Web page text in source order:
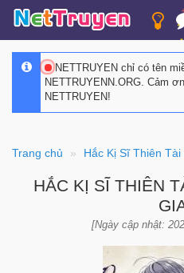
NETTRUYEN chỉ có tên
NETTRUYENN.ORG. Cảm
NETTRUYEN!
Trang chủ Hắc Kị Sĩ Thiên
HẮC KỊ SĨ THIÊN
[Ngày cập nhật: